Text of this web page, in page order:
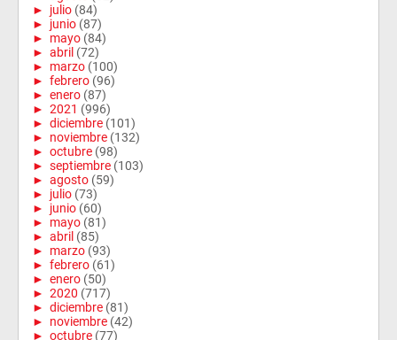
► julio (84)
► junio (87)
► mayo (84)
► abril (72)
► marzo (100)
► febrero (96)
► enero (87)
► 2021 (996)
► diciembre (101)
► noviembre (132)
► octubre (98)
► septiembre (103)
► agosto (59)
► julio (73)
► junio (60)
► mayo (81)
► abril (85)
► marzo (93)
► febrero (61)
► enero (50)
► 2020 (717)
► diciembre (81)
► noviembre (42)
► octubre (77)